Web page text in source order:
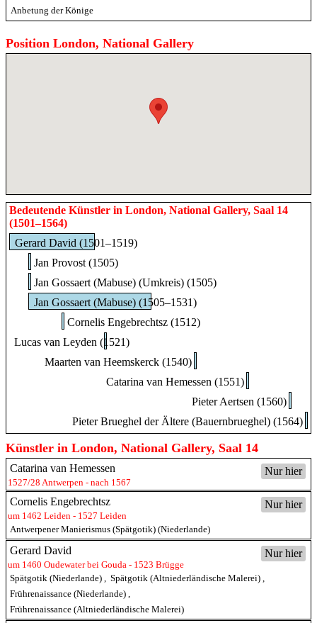
Anbetung der Könige
Position London, National Gallery
Bedeutende Künstler in London, National Gallery, Saal 14
(1501–1564)
Gerard David (1501–1519)
Jan Provost (1505)
Jan Gossaert (Mabuse) (Umkreis) (1505)
Jan Gossaert (Mabuse) (1505–1531)
Cornelis Engebrechtsz (1512)
Lucas van Leyden (1521)
Maarten van Heemskerck (1540)
Catarina van Hemessen (1551)
Pieter Aertsen (1560)
Pieter Brueghel der Ältere (Bauernbrueghel) (1564)
Künstler in London, National Gallery, Saal 14
Nur hier
Catarina van Hemessen
1527/28 Antwerpen - nach 1567
Nur hier
Cornelis Engebrechtsz
um 1462 Leiden - 1527 Leiden
Antwerpener Manierismus (Spätgotik) (Niederlande)
Nur hier
Gerard David
um 1460 Oudewater bei Gouda - 1523 Brügge
Spätgotik (Niederlande)
Spätgotik (Altniederländische Malerei)
Frührenaissance (Niederlande)
Frührenaissance (Altniederländische Malerei)